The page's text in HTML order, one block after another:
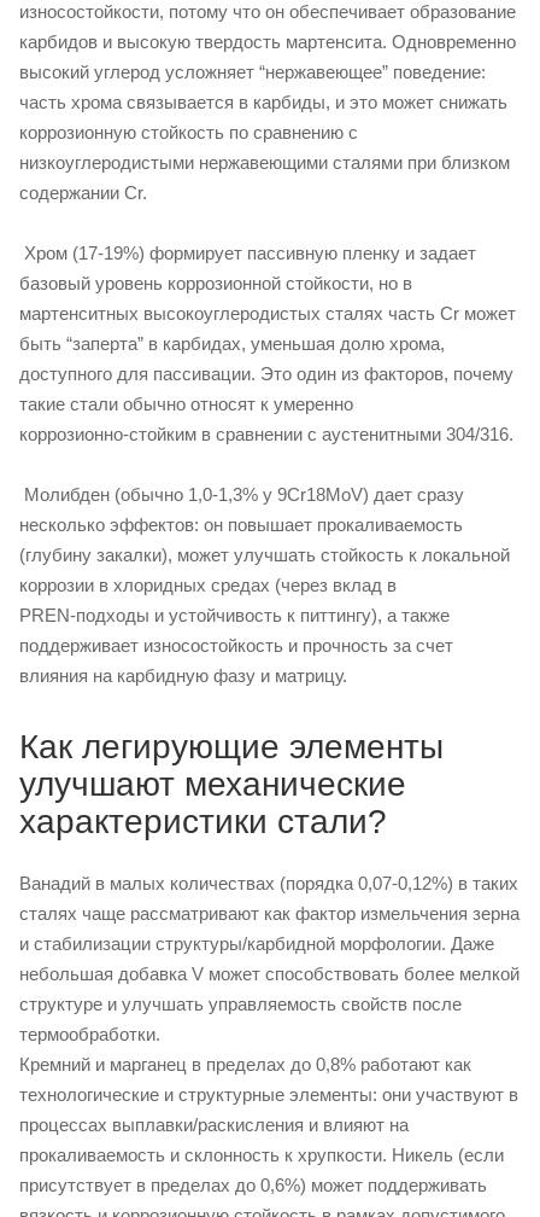
износостойкости, потому что он обеспечивает образование
карбидов и высокую твердость мартенсита. Одновременно
высокий углерод усложняет “нержавеющее” поведение:
часть хрома связывается в карбиды, и это может снижать
коррозионную стойкость по сравнению с
низкоуглеродистыми нержавеющими сталями при близком
содержании Cr.
Хром (17-19%) формирует пассивную пленку и задает
базовый уровень коррозионной стойкости, но в
мартенситных высокоуглеродистых сталях часть Cr может
быть “заперта” в карбидах, уменьшая долю хрома,
доступного для пассивации. Это один из факторов, почему
такие стали обычно относят к умеренно
коррозионно‑стойким в сравнении с аустенитными 304/316.
Молибден (обычно 1,0-1,3% у 9Cr18MoV) дает сразу
несколько эффектов: он повышает прокаливаемость
(глубину закалки), может улучшать стойкость к локальной
коррозии в хлоридных средах (через вклад в
PREN‑подходы и устойчивость к питтингу), а также
поддерживает износостойкость и прочность за счет
влияния на карбидную фазу и матрицу.
Как легирующие элементы
улучшают механические
характеристики стали?
Ванадий в малых количествах (порядка 0,07-0,12%) в таких
сталях чаще рассматривают как фактор измельчения зерна
и стабилизации структуры/карбидной морфологии. Даже
небольшая добавка V может способствовать более мелкой
структуре и улучшать управляемость свойств после
термообработки.
Кремний и марганец в пределах до 0,8% работают как
технологические и структурные элементы: они участвуют в
процессах выплавки/раскисления и влияют на
прокаливаемость и склонность к хрупкости. Никель (если
присутствует в пределах до 0,6%) может поддерживать